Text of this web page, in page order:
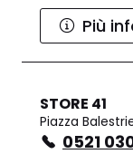
Più
STORE 41
Piazza
0521